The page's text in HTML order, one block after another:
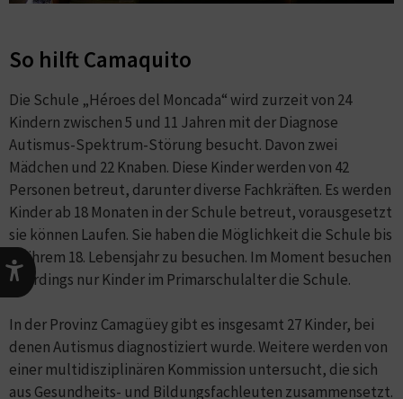
So hilft Camaquito
Die Schule „Héroes del Moncada“ wird zurzeit von 24
Kindern zwischen 5 und 11 Jahren mit der Diagnose
Autismus-Spektrum-Störung besucht. Davon zwei
Mädchen und 22 Knaben. Diese Kinder werden von 42
Personen betreut, darunter diverse Fachkräften. Es werden
Kinder ab 18 Monaten in der Schule betreut, vorausgesetzt
sie können Laufen. Sie haben die Möglichkeit die Schule bis
zu ihrem 18. Lebensjahr zu besuchen. Im Moment besuchen
allerdings nur Kinder im Primarschulalter die Schule.
In der Provinz Camagüey gibt es insgesamt 27 Kinder, bei
denen Autismus diagnostiziert wurde. Weitere werden von
einer multidisziplinären Kommission untersucht, die sich
aus Gesundheits- und Bildungsfachleuten zusammensetzt.